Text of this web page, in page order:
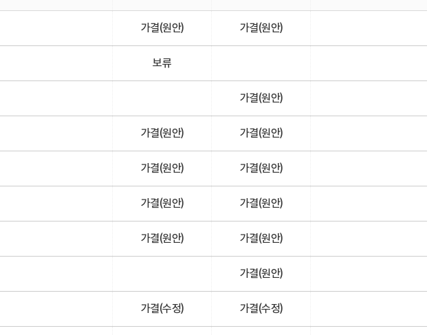
가결(원안) 가결(원안)
보류
가결(원안)
가결(원안) 가결(원안)
가결(원안) 가결(원안)
가결(원안) 가결(원안)
가결(원안) 가결(원안)
가결(원안)
가결(수정) 가결(수정)